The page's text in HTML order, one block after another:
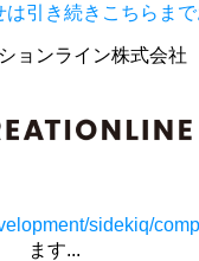
引き続きこちらまで
ョンライン株式会社
sidekiq/
ます...